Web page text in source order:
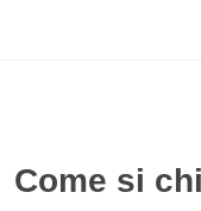
Come si